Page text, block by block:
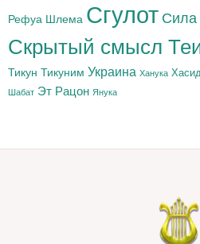
Рефуа Шлема Сгулот Сила
Скрытый смысл
Тикун Тикуним Украина Ханука
Шабат Эт Рацон Янука